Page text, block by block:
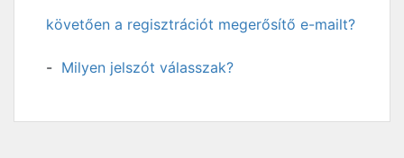
követően a regisztrációt megerősítő e-mailt?
Milyen jelszót válasszak?